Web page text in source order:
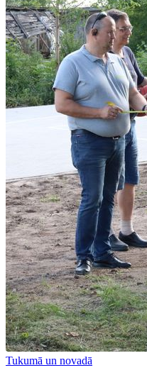
Tukumā un novadā